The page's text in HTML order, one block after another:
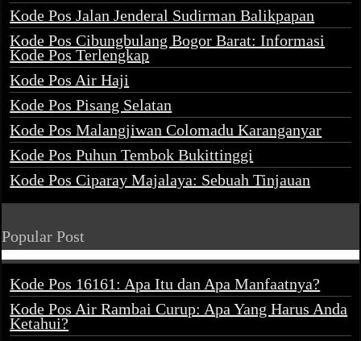
Kode Pos Jalan Jenderal Sudirman Balikpapan
Kode Pos Cibungbulang Bogor Barat: Informasi
Kode Pos Terlengkap
Kode Pos Air Haji
Kode Pos Pisang Selatan
Kode Pos Malangjiwan Colomadu Karanganyar
Kode Pos Puhun Tembok Bukittinggi
Kode Pos Ciparay Majalaya: Sebuah Tinjauan
Popular Post
Kode Pos 16161: Apa Itu dan Apa Manfaatnya?
Kode Pos Air Rambai Curup: Apa Yang Harus Anda
Ketahui?